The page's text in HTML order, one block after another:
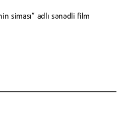
siması” adlı sənədli film